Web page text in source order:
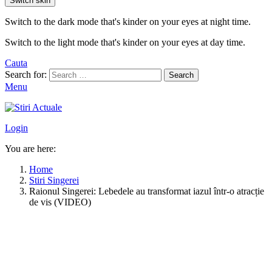
Switch to the dark mode that's kinder on your eyes at night time.
Switch to the light mode that's kinder on your eyes at day time.
Cauta
Search for:
Search
Menu
Login
You are here:
Home
Stiri Singerei
Raionul Singerei: Lebedele au transformat iazul într-o atracție
de vis (VIDEO)